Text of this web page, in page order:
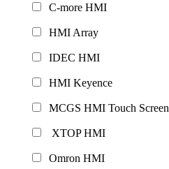
C-more HMI
HMI Array
IDEC HMI
HMI Keyence
MCGS HMI Touch Screen
XTOP HMI
Omron HMI